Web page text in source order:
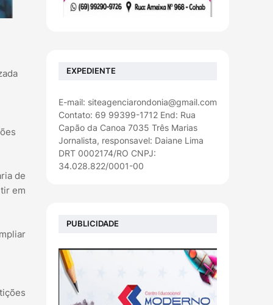
de
em
EXPEDIENTE
E-mail: siteagenciarondonia@gmail.com
Contato: 69 99399-1712 End: Rua
Capão da Canoa 7035 Três Marias
Jornalista, responsavel: Daiane Lima
DRT 0002174/RO CNPJ:
34.028.822/0001-00
PUBLICIDADE